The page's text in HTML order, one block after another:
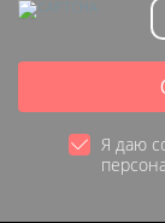
Я даю